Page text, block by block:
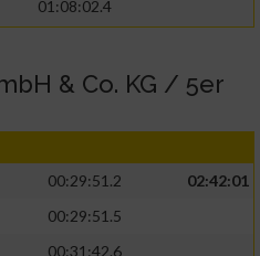
01:08:02.4
& Co. KG / 5er
00:29:51.2
02:42:01
00:29:51.5
00:31:42.6